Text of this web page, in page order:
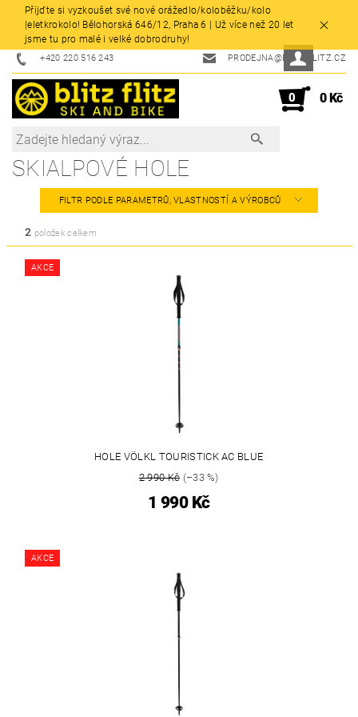
Přijďte si vyzkoušet své nové orážedlo/koloběžku/kolo
|eletkrokolo! Bělohorská 646/12, Praha 6 | Už více než 20 let
jsme tu pro malé i velké dobrodruhy!
+420 220 516 243 PRODEJNA@BLITZFLITZ.CZ
0 0 Kč
SKIALPOVÉ HOLE
FILTR PODLE PARAMETRŮ, VLASTNOSTÍ A VÝROBCŮ
2 položek celkem
AKCE
HOLE VÖLKL TOURISTICK AC BLUE
2 990 Kč(–33 %)
1 990 Kč
AKCE